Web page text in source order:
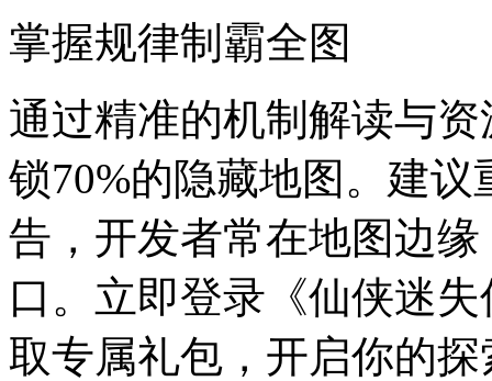
掌握规律制霸全图
通过精准的机制解读与
锁70%的隐藏地图。建
告，开发者常在地图边
口。立即登录《仙侠迷
取专属礼包，开启你的